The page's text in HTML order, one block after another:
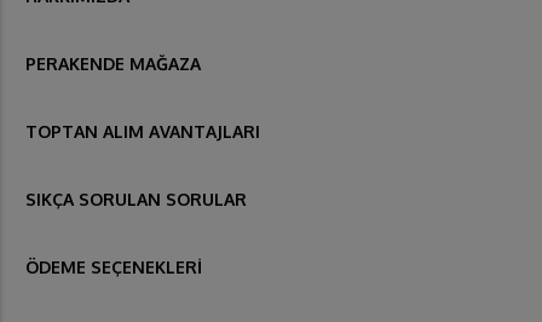
PERAKENDE MAĞAZA
TOPTAN ALIM AVANTAJLARI
SIKÇA SORULAN SORULAR
ÖDEME SEÇENEKLERİ